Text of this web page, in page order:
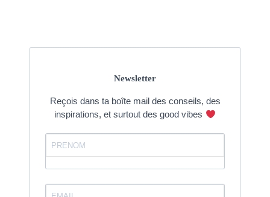
Newsletter
Reçois dans ta boîte mail des conseils, des
inspirations, et surtout des good vibes